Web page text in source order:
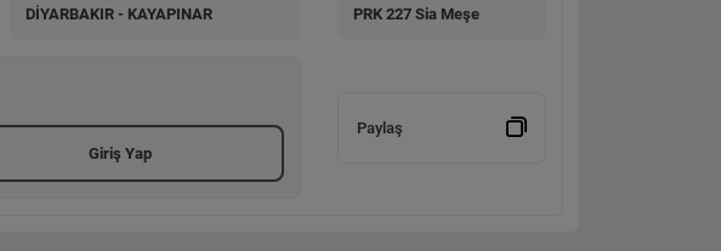
DİYARBAKIR - KAYAPINAR PRK 227 Sia Meşe
Giriş Yap
Paylaş